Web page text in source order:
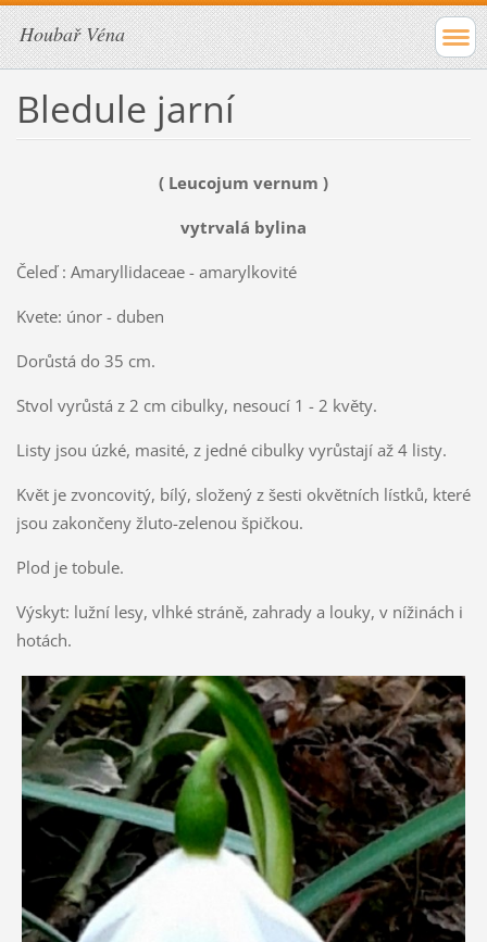
Houbař Véna
Bledule jarní
( Leucojum vernum )
vytrvalá bylina
Čeleď : Amaryllidaceae - amarylkovité
Kvete: únor - duben
Dorůstá do 35 cm.
Stvol vyrůstá z 2 cm cibulky, nesoucí 1 - 2 květy.
Listy jsou úzké, masité, z jedné cibulky vyrůstají až 4 listy.
Květ je zvoncovitý, bílý, složený z šesti okvětních lístků, které
jsou zakončeny žluto-zelenou špičkou.
Plod je tobule.
Výskyt: lužní lesy, vlhké stráně, zahrady a louky, v nížinách i
hotách.